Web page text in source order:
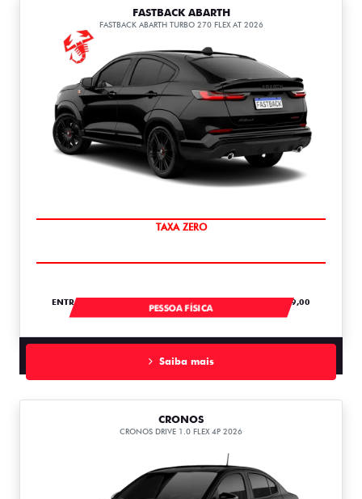
FASTBACK ABARTH
FASTBACK ABARTH TURBO 270 FLEX AT 2026
SAIA DE FIAT 0KM
ENTRADA DE R$ 118.434,84 +18 PARCELAS DE R$ 3.089,00
PESSOA FÍSICA
Saiba mais
CRONOS
CRONOS DRIVE 1.0 FLEX 4P 2026